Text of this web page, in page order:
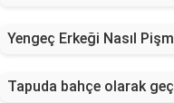
Yengeç Erkeği Nasıl
Tapuda bahçe olarak